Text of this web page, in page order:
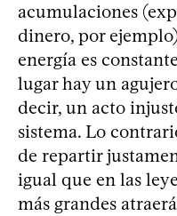
acumulaciones
dinero, por
energía es
lugar hay un
decir, un acto
sistema. Lo
de repartir
igual que en las
más grandes